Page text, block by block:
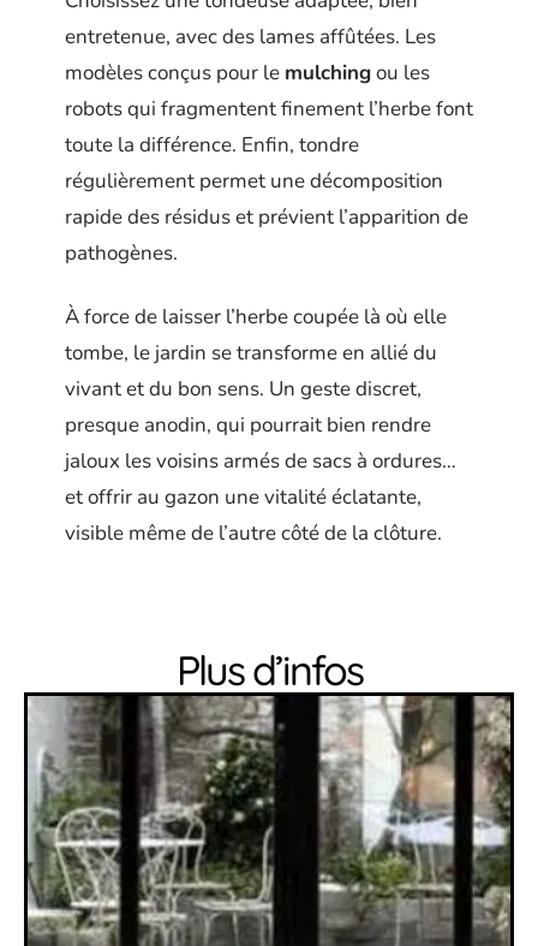
entretenue, avec des lames affûtées. Les
modèles conçus pour le mulchingou les
robots qui fragmentent finement l’herbe font
toute la différence. Enfin, tondre
régulièrement permet une décomposition
rapide des résidus et prévient l’apparition de
pathogènes.
À force de laisser l’herbe coupée là où elle
tombe, le jardin se transforme en allié du
vivant et du bon sens. Un geste discret,
presque anodin, qui pourrait bien rendre
jaloux les voisins armés de sacs à ordures…
et offrir au gazon une vitalité éclatante,
visible même de l’autre côté de la clôture.
Plus d’infos